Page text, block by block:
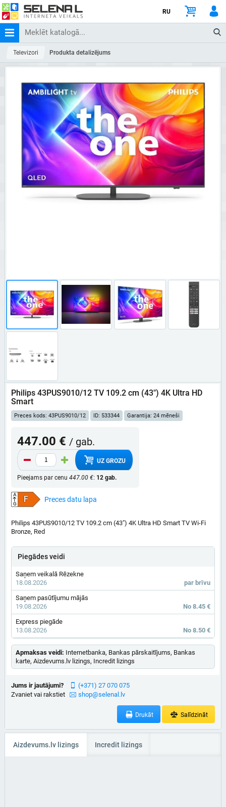
RU
Televizori Produkta detalizējums
Philips 43PUS9010/12 TV 109.2 cm (43") 4K Ultra HD
Smart
Preces kods: 43PUS9010/12 ID: 533344 Garantija: 24 mēneši
447.00 € / gab.
UZ GROZU
Pieejams par cenu 447.00 €: 12 gab.
A
G
F Preces datu lapa
Philips 43PUS9010/12 TV 109.2 cm (43") 4K Ultra HD Smart TV Wi-Fi
Bronze, Red
Piegādes veidi
Saņem veikalā Rēzekne
18.08.2026
par brīvu
Saņem pasūtījumu mājās
19.08.2026
No 8.45 €
Express piegāde
13.08.2026
No 8.50 €
Apmaksas veidi: Internetbanka, Bankas pārskaitījums, Bankas
karte, Aizdevums.lv lizings, Incredit lizings
Jums ir jautājumi?
Zvaniet vai rakstiet
(+371) 27 070 075
shop@selenal.lv
Drukāt Salīdzināt
Aizdevums.lv lizings Incredit lizings